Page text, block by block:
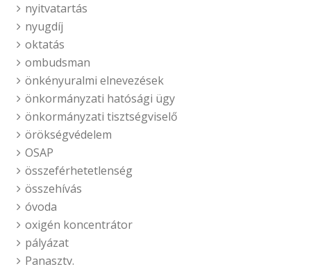
nyitvatartás
nyugdíj
oktatás
ombudsman
önkényuralmi elnevezések
önkormányzati hatósági ügy
önkormányzati tisztségviselő
örökségvédelem
OSAP
összeférhetetlenség
összehívás
óvoda
oxigén koncentrátor
pályázat
Panasztv.